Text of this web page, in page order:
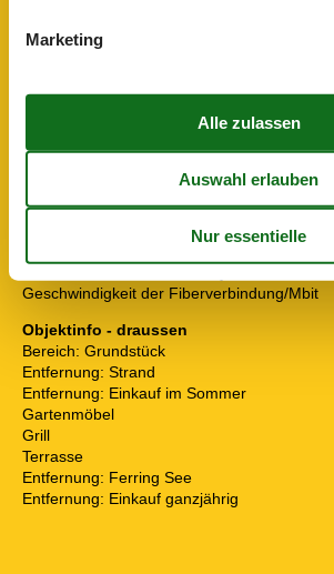
Hausareal m²
Heizung: Kaminofen
Haustier
Geschwindigkeit der Fiberverbindung/Mbit
Objektinfo - draussen
Bereich: Grundstück
Entfernung: Strand
Entfernung: Einkauf im Sommer
Gartenmöbel
Grill
Terrasse
Entfernung: Ferring See
Entfernung: Einkauf ganzjährig
Marketing